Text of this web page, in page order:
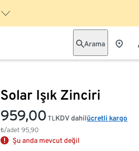
Arama
Solar Işık Zinciri
959,00 TL
₺/adet95,90
KDV dahilücretli kargo
Şu anda mevcut değil